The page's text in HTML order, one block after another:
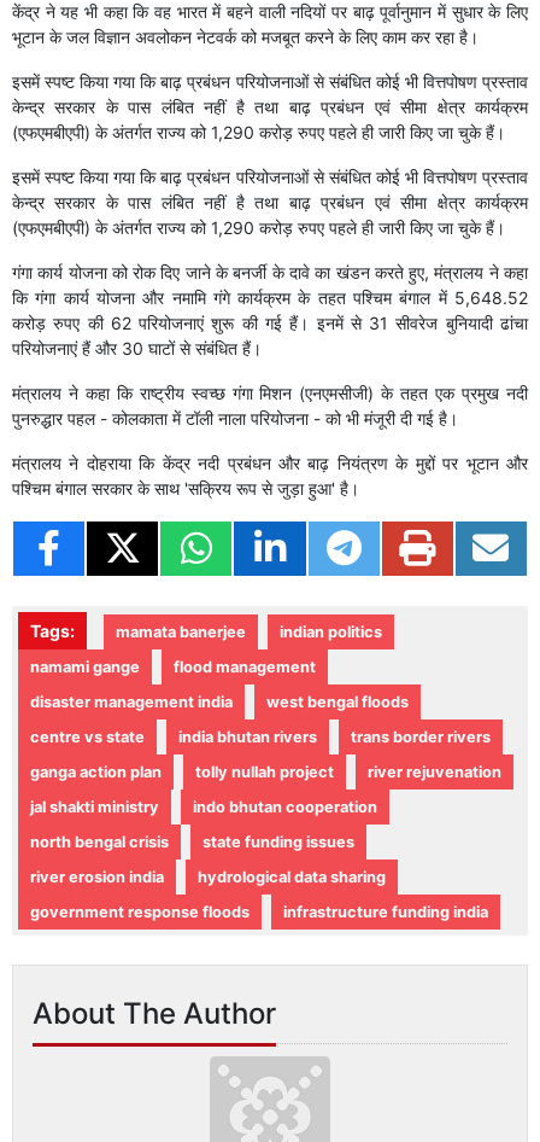
केंद्र ने यह भी कहा कि वह भारत में बहने वाली नदियों पर बाढ़ पूर्वानुमान में सुधार के लिए
भूटान के जल विज्ञान अवलोकन नेटवर्क को मजबूत करने के लिए काम कर रहा है।
इसमें स्पष्ट किया गया कि बाढ़ प्रबंधन परियोजनाओं से संबंधित कोई भी वित्तपोषण प्रस्ताव
केन्द्र सरकार के पास लंबित नहीं है तथा बाढ़ प्रबंधन एवं सीमा क्षेत्र कार्यक्रम
(एफएमबीएपी) के अंतर्गत राज्य को 1,290 करोड़ रुपए पहले ही जारी किए जा चुके हैं।
इसमें स्पष्ट किया गया कि बाढ़ प्रबंधन परियोजनाओं से संबंधित कोई भी वित्तपोषण प्रस्ताव
केन्द्र सरकार के पास लंबित नहीं है तथा बाढ़ प्रबंधन एवं सीमा क्षेत्र कार्यक्रम
(एफएमबीएपी) के अंतर्गत राज्य को 1,290 करोड़ रुपए पहले ही जारी किए जा चुके हैं।
गंगा कार्य योजना को रोक दिए जाने के बनर्जी के दावे का खंडन करते हुए, मंत्रालय ने कहा
कि गंगा कार्य योजना और नमामि गंगे कार्यक्रम के तहत पश्चिम बंगाल में 5,648.52
करोड़ रुपए की 62 परियोजनाएं शुरू की गई हैं। इनमें से 31 सीवरेज बुनियादी ढांचा
परियोजनाएं हैं और 30 घाटों से संबंधित हैं।
मंत्रालय ने कहा कि राष्ट्रीय स्वच्छ गंगा मिशन (एनएमसीजी) के तहत एक प्रमुख नदी
पुनरुद्धार पहल - कोलकाता में टॉली नाला परियोजना - को भी मंजूरी दी गई है।
मंत्रालय ने दोहराया कि केंद्र नदी प्रबंधन और बाढ़ नियंत्रण के मुद्दों पर भूटान और
पश्चिम बंगाल सरकार के साथ 'सक्रिय रूप से जुड़ा हुआ' है।
Tags: mamata banerjee
indian politics
namami gange
flood management
disaster management india
west bengal floods
centre vs state
india bhutan rivers
trans border rivers
ganga action plan
tolly nullah project
river rejuvenation
jal shakti ministry
indo bhutan cooperation
north bengal crisis
state funding issues
river erosion india
hydrological data sharing
government response floods
infrastructure funding india
About The Author